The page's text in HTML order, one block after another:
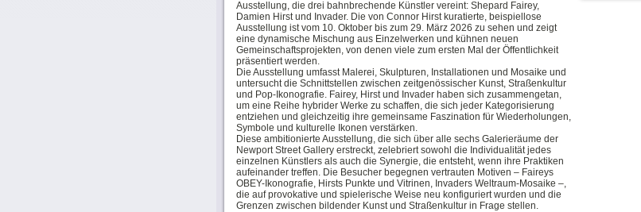
Ausstellung, die drei bahnbrechende Künstler vereint: Shepard Fairey,
Damien Hirst und Invader. Die von Connor Hirst kuratierte, beispiellose
Ausstellung ist vom 10. Oktober bis zum 29. März 2026 zu sehen und zeigt
eine dynamische Mischung aus Einzelwerken und kühnen neuen
Gemeinschaftsprojekten, von denen viele zum ersten Mal der Öffentlichkeit
präsentiert werden.
Die Ausstellung umfasst Malerei, Skulpturen, Installationen und Mosaike und
untersucht die Schnittstellen zwischen zeitgenössischer Kunst, Straßenkultur
und Pop-Ikonografie. Fairey, Hirst und Invader haben sich zusammengetan,
um eine Reihe hybrider Werke zu schaffen, die sich jeder Kategorisierung
entziehen und gleichzeitig ihre gemeinsame Faszination für Wiederholungen,
Symbole und kulturelle Ikonen verstärken.
Diese ambitionierte Ausstellung, die sich über alle sechs Galerieräume der
Newport Street Gallery erstreckt, zelebriert sowohl die Individualität jedes
einzelnen Künstlers als auch die Synergie, die entsteht, wenn ihre Praktiken
aufeinander treffen. Die Besucher begegnen vertrauten Motiven – Faireys
OBEY-Ikonografie, Hirsts Punkte und Vitrinen, Invaders Weltraum-Mosaike –,
die auf provokative und spielerische Weise neu konfiguriert wurden und die
Grenzen zwischen bildender Kunst und Straßenkultur in Frage stellen.